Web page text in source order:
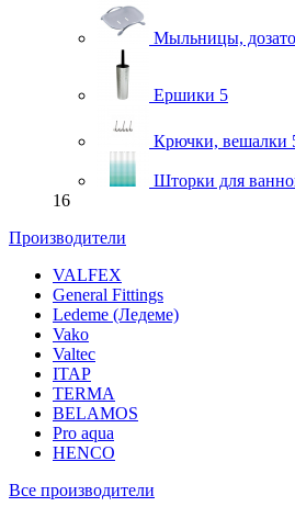
Мыльницы,
Ершики 5
Крючки, вешалки
Шторки для
16
Производители
VALFEX
General Fittings
Ledeme (Ледеме)
Vako
Valtec
ITAP
TERMA
BELAMOS
Pro aqua
HENCO
Все производители